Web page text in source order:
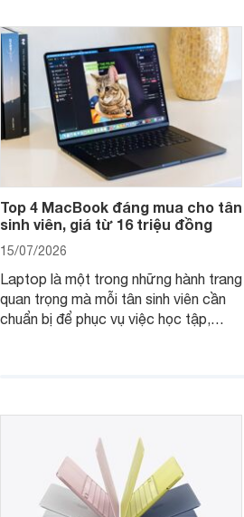
Top 4 MacBook đáng mua cho tân
sinh viên, giá từ 16 triệu đồng
15/07/2026
Laptop là một trong những hành trang
quan trọng mà mỗi tân sinh viên cần
chuẩn bị để phục vụ việc học tập,
MacBook đáng cân nhắc dành cho